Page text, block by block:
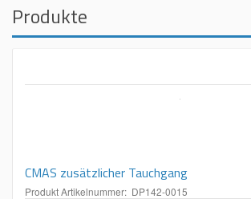
Produkte
CMAS zusätzlicher Tauchgang
Produkt Artikelnummer: DP142-0015